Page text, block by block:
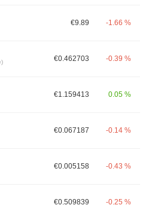
€9.89 -1.66 %
€0.462703 -0.39 %
€1.159413 0.05 %
€0.067187 -0.14 %
€0.005158 -0.43 %
€0.509839 -0.25 %